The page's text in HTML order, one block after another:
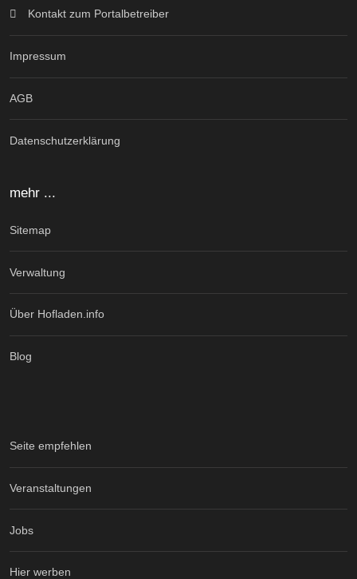
Kontakt zum Portalbetreiber
Impressum
AGB
Datenschutzerklärung
mehr ...
Sitemap
Verwaltung
Über Hofladen.info
Blog
Seite empfehlen
Veranstaltungen
Jobs
Hier werben